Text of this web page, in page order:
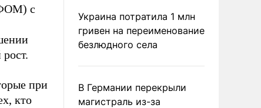
с
при
кто
Украина потратила 1 млн
гривен на переименование
безлюдного села
В Германии перекрыли
магистраль из-за